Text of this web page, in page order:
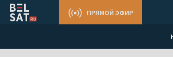
ПРЯМОЙ ЭФИР